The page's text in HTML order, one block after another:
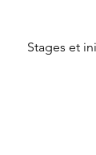
Stages et